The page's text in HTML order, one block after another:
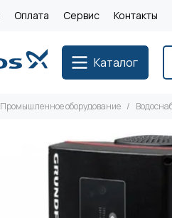
Оплата Сервис Контакты
Каталог
Промышленное оборудование